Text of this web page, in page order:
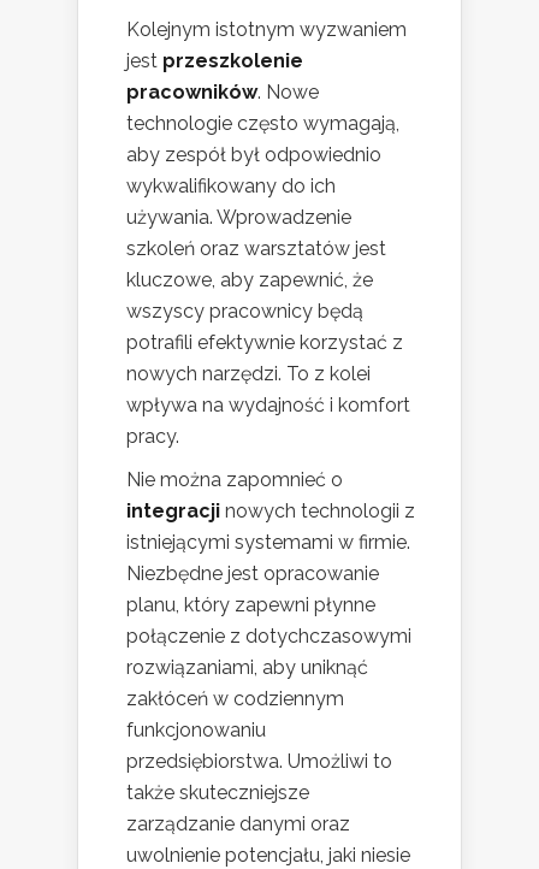
Kolejnym istotnym wyzwaniem
jest przeszkolenie
pracowników. Nowe
technologie często wymagają,
aby zespół był odpowiednio
wykwalifikowany do ich
używania. Wprowadzenie
szkoleń oraz warsztatów jest
kluczowe, aby zapewnić, że
wszyscy pracownicy będą
potrafili efektywnie korzystać z
nowych narzędzi. To z kolei
wpływa na wydajność i komfort
pracy.
Nie można zapomnieć o
integracji nowych technologii z
istniejącymi systemami w firmie.
Niezbędne jest opracowanie
planu, który zapewni płynne
połączenie z dotychczasowymi
rozwiązaniami, aby uniknąć
zakłóceń w codziennym
funkcjonowaniu
przedsiębiorstwa. Umożliwi to
także skuteczniejsze
zarządzanie danymi oraz
uwolnienie potencjału, jaki niesie